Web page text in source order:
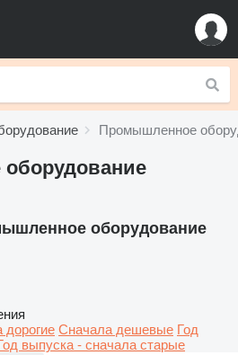
Промышленное
оборудование
дорогие Сначала дешевые Год
выпуска - сначала старые